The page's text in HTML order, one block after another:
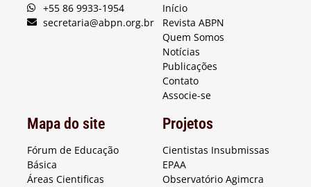
+55 86 9933-1954
secretaria@abpn.org.br
Início
Revista ABPN
Quem Somos
Notícias
Publicações
Contato
Associe-se
Mapa do site
Fórum de Educação
Básica
Áreas Cientificas
Projetos
Cientistas Insubmissas
EPAA
Observatório Agimcra